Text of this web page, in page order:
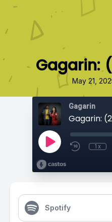
Gagarin:
May 21,
Gagarin
Gagarin:
1x
Spotify